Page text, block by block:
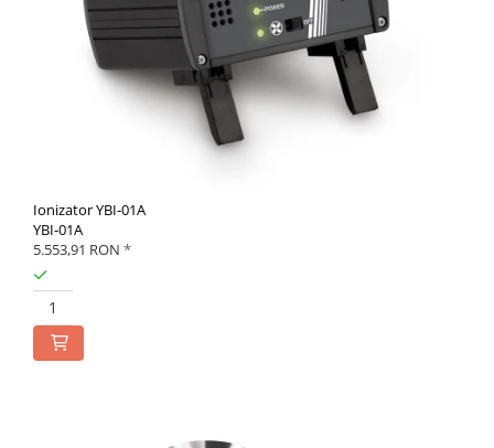
Ionizator YBI-01A
YBI-01A
5.553,91 RON *